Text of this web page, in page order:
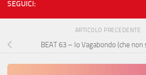
SEGUICI:
ARTICOLO PRECEDENTE
BEAT 63 – Io Vagabondo (che non